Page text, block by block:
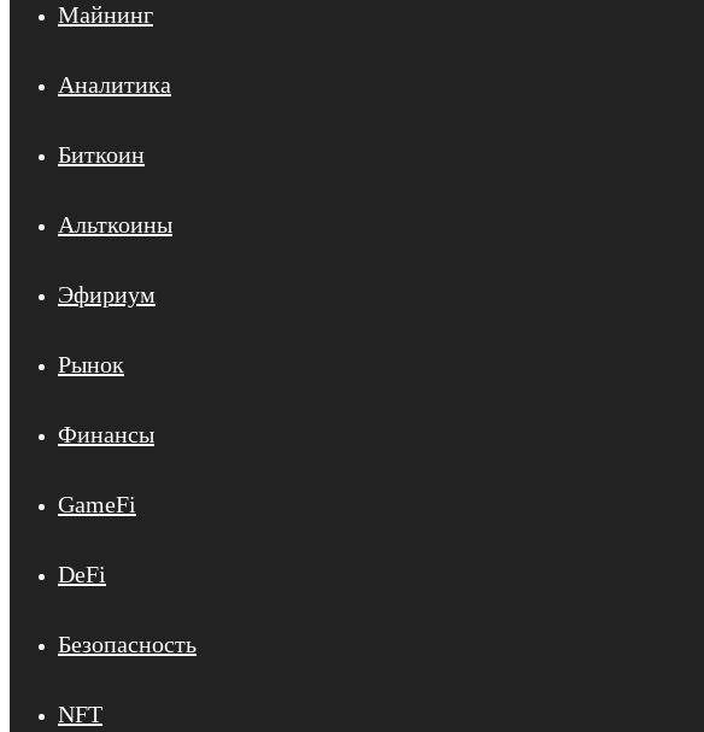
Майнинг
Аналитика
Биткоин
Альткоины
Эфириум
Рынок
Финансы
GameFi
DeFi
Безопасность
NFT